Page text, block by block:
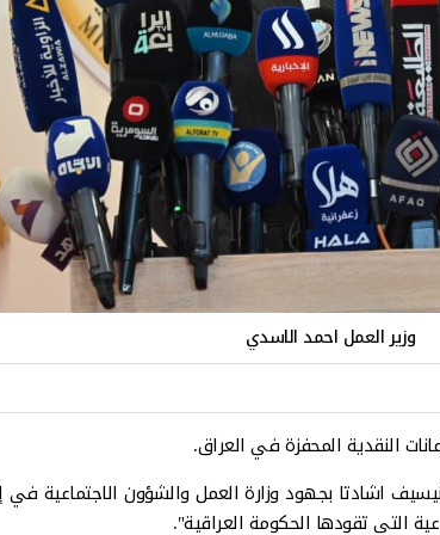
وزير العمل احمد الاسدي
النقدية المحفزة في العراق.
اشادتا بجهود وزارة العمل والشؤون